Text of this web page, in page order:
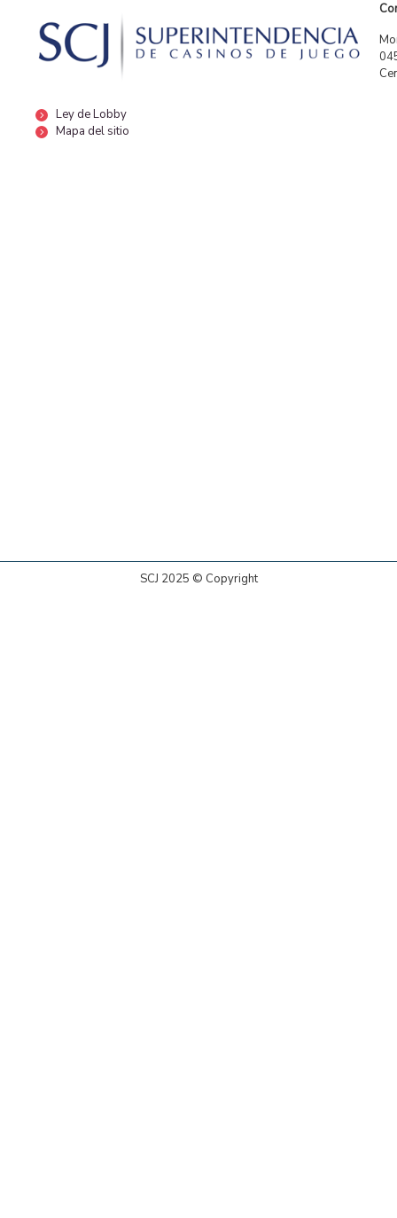
Ley de Lobby
Mapa del sitio
SCJ 2025 © Copyright